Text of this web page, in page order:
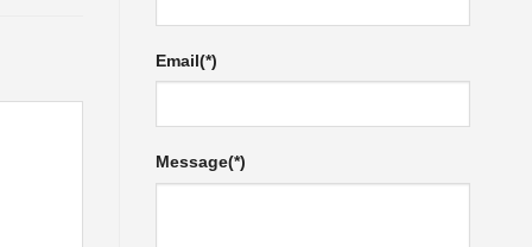
Email(*)
Message(*)